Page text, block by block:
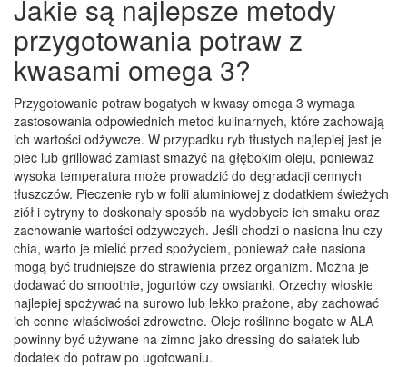
Jakie są najlepsze metody
przygotowania potraw z
kwasami omega 3?
Przygotowanie potraw bogatych w kwasy omega 3 wymaga
zastosowania odpowiednich metod kulinarnych, które zachowają
ich wartości odżywcze. W przypadku ryb tłustych najlepiej jest je
piec lub grillować zamiast smażyć na głębokim oleju, ponieważ
wysoka temperatura może prowadzić do degradacji cennych
tłuszczów. Pieczenie ryb w folii aluminiowej z dodatkiem świeżych
ziół i cytryny to doskonały sposób na wydobycie ich smaku oraz
zachowanie wartości odżywczych. Jeśli chodzi o nasiona lnu czy
chia, warto je mielić przed spożyciem, ponieważ całe nasiona
mogą być trudniejsze do strawienia przez organizm. Można je
dodawać do smoothie, jogurtów czy owsianki. Orzechy włoskie
najlepiej spożywać na surowo lub lekko prażone, aby zachować
ich cenne właściwości zdrowotne. Oleje roślinne bogate w ALA
powinny być używane na zimno jako dressing do sałatek lub
dodatek do potraw po ugotowaniu.